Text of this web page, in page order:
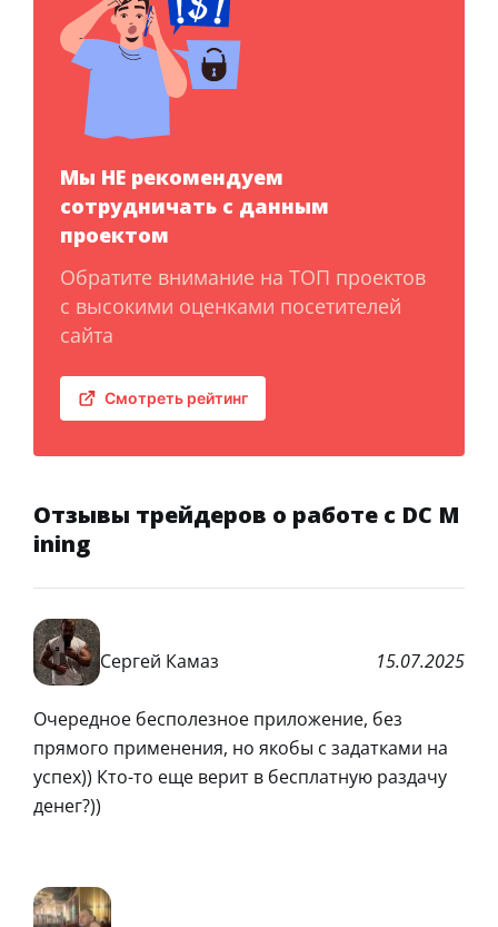
Мы НЕ рекомендуем
сотрудничать с данным
проектом
Обратите внимание на ТОП проектов
с высокими оценками посетителей
сайта
Смотреть рейтинг
Отзывы трейдеров о работе с DC M
ining
Сергей Камаз 15.07.2025
Очередное бесполезное приложение, без
прямого применения, но якобы с задатками на
успех)) Кто-то еще верит в бесплатную раздачу
денег?))